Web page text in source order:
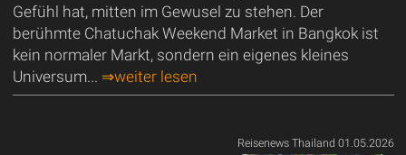
Gefühl hat, mitten im Gewusel zu stehen. Der
berühmte Chatuchak Weekend Market in Bangkok ist
kein normaler Markt, sondern ein eigenes kleines
Universum... ⇒weiter lesen
Reisenews Thailand 01.05.2026